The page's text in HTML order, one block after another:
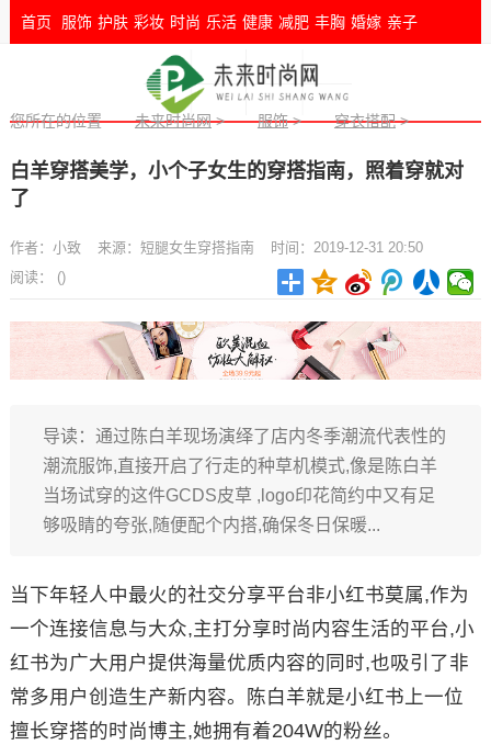
首页 服饰 护肤 彩妆 时尚 乐活 健康 减肥 丰胸 婚嫁 亲子
您所在的位置 未来时尚网> 服饰> 穿衣搭配>
白羊穿搭美学，小个子女生的穿搭指南，照着穿就对
了
作者： 小致 来源： 短腿女生穿搭指南
时间：2019-12-31 20:50
阅读： ()
导读：通过陈白羊现场演绎了店内冬季潮流代表性的
潮流服饰,直接开启了行走的种草机模式,像是陈白羊
当场试穿的这件GCDS皮草 ,logo印花简约中又有足
够吸睛的夸张,随便配个内搭,确保冬日保暖...
当下年轻人中最火的社交分享平台非小红书莫属,作为
一个连接信息与大众,主打分享时尚内容生活的平台,小
红书为广大用户提供海量优质内容的同时,也吸引了非
常多用户创造生产新内容。陈白羊就是小红书上一位
擅长穿搭的时尚博主,她拥有着204W的粉丝。